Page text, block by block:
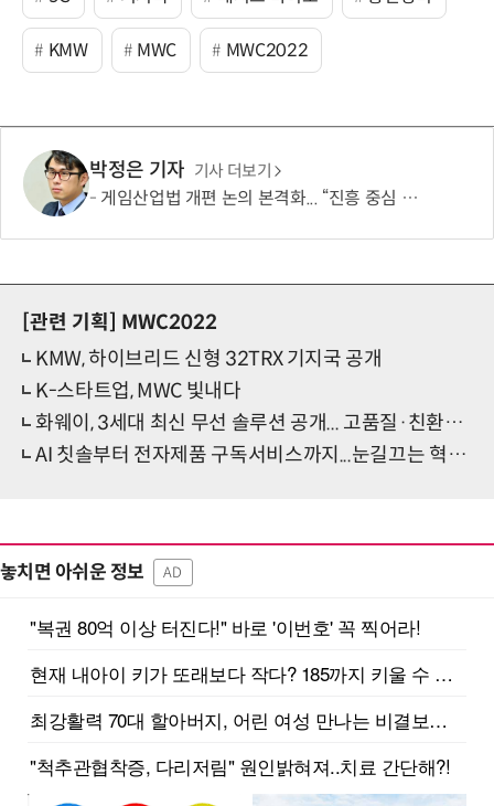
KMW MWC MWC2022
박정은 기자 기사 더보기
게임산업법 개편 논의 본격화... “진흥 중심 전환 속 세부 보완 필요”
[관련 기획]
MWC2022
KMW, 하이브리드 신형 32TRX 기지국 공개
K-스타트업, MWC 빛내다
화웨이, 3세대 최신 무선 솔루션 공개... 고품질·친환경 5G 지원
AI 칫솔부터 전자제품 구독서비스까지...눈길끄는 혁신기술
놓치면 아쉬운 정보 AD